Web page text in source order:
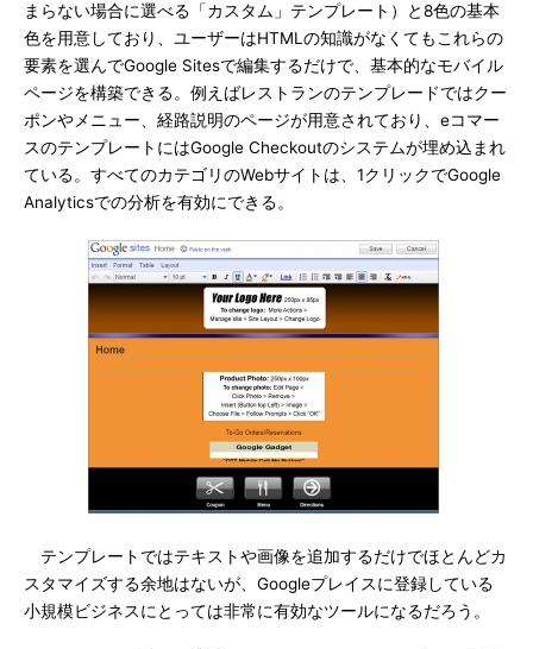
まらない場合に選べる「カスタム」テンプレート）と8色の基本
色を用意しており、ユーザーはHTMLの知識がなくてもこれらの
要素を選んでGoogle Sitesで編集するだけで、基本的なモバイル
ページを構築できる。例えばレストランのテンプレードではクー
ポンやメニュー、経路説明のページが用意されており、eコマー
スのテンプレートにはGoogle Checkoutのシステムが埋め込まれ
ている。すべてのカテゴリのWebサイトは、1クリックでGoogle
Analyticsでの分析を有効にできる。
テンプレートではテキストや画像を追加するだけでほとんどカ
スタマイズする余地はないが、Googleプレイスに登録している
小規模ビジネスにとっては非常に有効なツールになるだろう。